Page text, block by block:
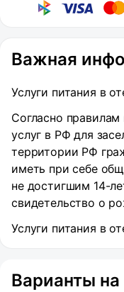
Важная
Услуги питания в
Согласно
услуг в РФ для
территории РФ
иметь при себе
не достигшим 14-
свидетельство о
Услуги питания в
Варианты